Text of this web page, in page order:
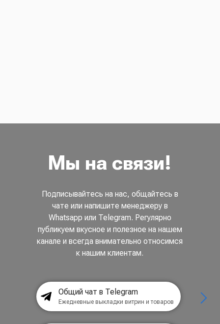
Мы на связи!
Подписывайтесь на нас, общайтесь в
чате или напишите менеджеру в
Whatsapp или Telegram. Регулярно
публикуем вкусное и полезное на нашем
канале и всегда внимательно относимся
к нашим клиентам.
Общий чат в Telegram
Ежедневные выкладки витрин и товаров